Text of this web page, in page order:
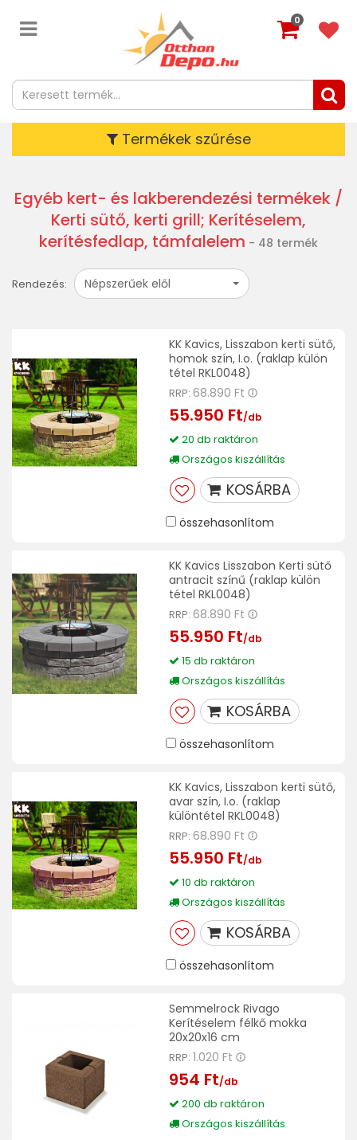
0
Termékek szűrése
Egyéb kert- és lakberendezési termékek /
Kerti sütő, kerti grill; Kerítéselem,
kerítésfedlap, támfalelem - 48 termék
Rendezés: Népszerűek elől
KK Kavics, Lisszabon kerti sütő,
homok szín, I.o. (raklap külön
tétel RKL0048)
RRP: 68.890 Ft
55.950 Ft/db
20 db raktáron
Országos kiszállítás
KOSÁRBA
összehasonlítom
KK Kavics Lisszabon Kerti sütő
antracit színű (raklap külön
tétel RKL0048)
RRP: 68.890 Ft
55.950 Ft/db
15 db raktáron
Országos kiszállítás
KOSÁRBA
összehasonlítom
KK Kavics, Lisszabon kerti sütő,
avar szín, I.o. (raklap
különtétel RKL0048)
RRP: 68.890 Ft
55.950 Ft/db
10 db raktáron
Országos kiszállítás
KOSÁRBA
összehasonlítom
Semmelrock Rivago
Kerítéselem félkő mokka
20x20x16 cm
RRP: 1.020 Ft
954 Ft/db
200 db raktáron
Országos kiszállítás